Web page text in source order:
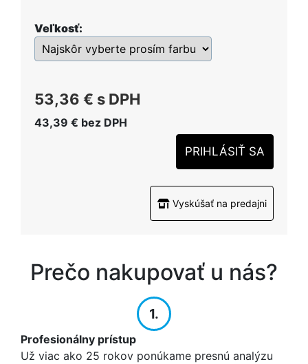
Veľkosť:
53,36 € s DPH
43,39 € bez DPH
PRIHLÁSIŤ SA
Vyskúšať na predajni
Prečo nakupovať u nás?
1.
Profesionálny prístup
Už viac ako 25 rokov ponúkame presnú analýzu